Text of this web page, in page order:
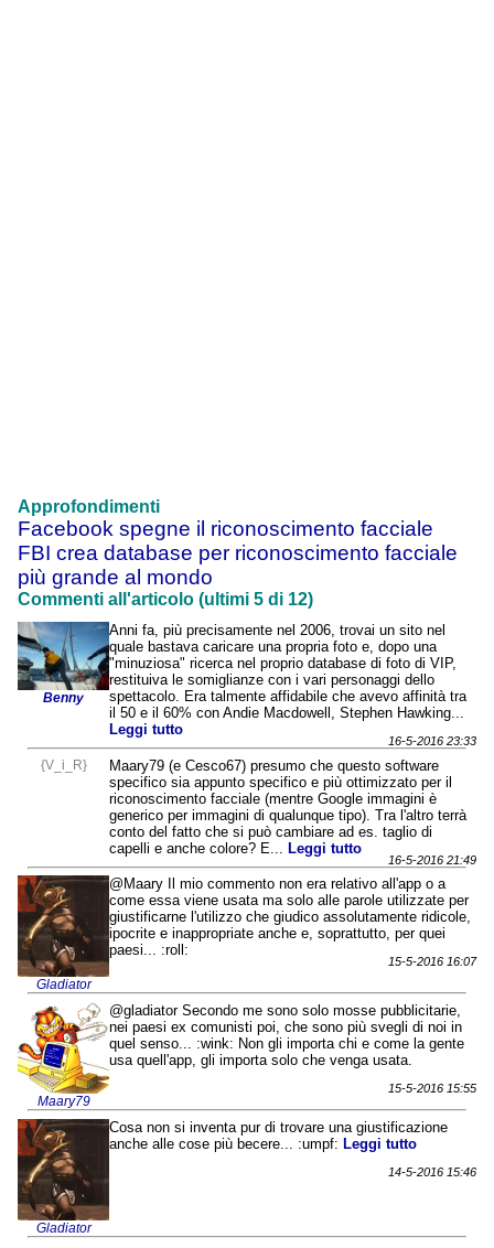
Approfondimenti
Facebook spegne il riconoscimento facciale
FBI crea database per riconoscimento facciale
più grande al mondo
Commenti all'articolo (ultimi 5 di 12)
Benny
Anni fa, più precisamente nel 2006, trovai un sito nel
quale bastava caricare una propria foto e, dopo una
"minuziosa" ricerca nel proprio database di foto di VIP,
restituiva le somiglianze con i vari personaggi dello
spettacolo. Era talmente affidabile che avevo affinità tra
il 50 e il 60% con Andie Macdowell, Stephen Hawking...
Leggi tutto
16-5-2016 23:33
{V_i_R}
Maary79 (e Cesco67) presumo che questo software
specifico sia appunto specifico e più ottimizzato per il
riconoscimento facciale (mentre Google immagini è
generico per immagini di qualunque tipo). Tra l'altro terrà
conto del fatto che si può cambiare ad es. taglio di
capelli e anche colore? E...Leggi tutto
16-5-2016 21:49
Gladiator
@Maary Il mio commento non era relativo all'app o a
come essa viene usata ma solo alle parole utilizzate per
giustificarne l'utilizzo che giudico assolutamente ridicole,
ipocrite e inappropriate anche e, soprattutto, per quei
paesi... :roll:
15-5-2016 16:07
Maary79
@gladiator Secondo me sono solo mosse pubblicitarie,
nei paesi ex comunisti poi, che sono più svegli di noi in
quel senso... :wink: Non gli importa chi e come la gente
usa quell'app, gli importa solo che venga usata.
15-5-2016 15:55
Gladiator
Cosa non si inventa pur di trovare una giustificazione
anche alle cose più becere... :umpf: Leggi tutto
14-5-2016 15:46